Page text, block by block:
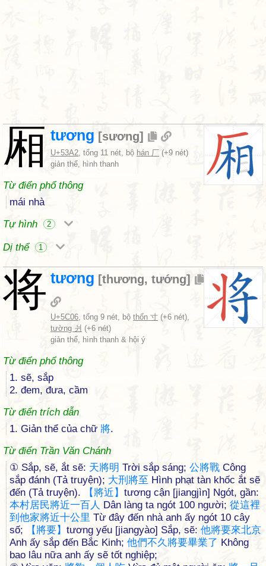
厢 tương [sương]
U+53A2, tổng 11 nét, bộ hán 厂 (+9 nét)
giản thể, hình thanh
Từ điển phổ thông
mái nhà
Tự hình
2
Dị thể 1
将 tương [thương, tướng]
U+5C06, tổng 9 nét, bộ thốn 寸 (+6 nét),
tường 爿 (+6 nét)
giản thể, hình thanh & hội ý
Từ điển phổ thông
1. sẽ, sắp
2. đem, đưa, cầm
Từ điển trích dẫn
1. Giản thể của chữ 將.
Từ điển Trần Văn Chánh
① Sắp, sẽ, ắt sẽ: 天將明 Trời sắp sáng; 公將戰 Công
sắp đánh (Tả truyện); 大刑 將至 Hình phạt tàn khốc ắt sẽ
đến (Tả truyện).
【 將近 】 tương cận [jiangjìn] Ngót, gần:
本村居民將近一百人 Dân làng ta ngót 100 người; 從這裡
到 他家將近十公里 Từ đây đến nhà anh ấy ngót 10 cây
số;
【 將要】 tương yếu [jiangyào] Sắp, sẽ: 他將要來北京
Anh ấy sắp đến Bắc Kinh; 他們不久將要畢業了 Không
bao lâu nữa anh ấy sẽ tốt nghiệp;